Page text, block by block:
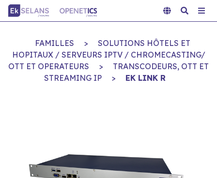
FAMILLES >
SOLUTIONS HÔTELS ET
HOPITAUX / SERVEURS IPTV / CHROMECASTING/
OTT ET OPERATEURS
>
TRANSCODEURS, OTT ET
STREAMING IP
> EK LINK R